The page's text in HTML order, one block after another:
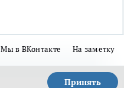
Мы в ВКонтакте На заметку
Принять